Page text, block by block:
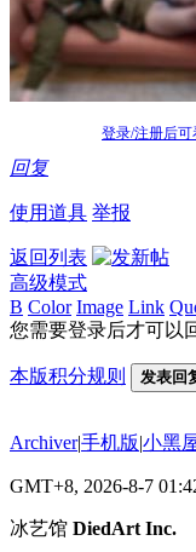
登录/注册后可
回复
使用道具 举报
返回列表
高级模式
B Color Image Link
您需要登录后才可以
本版积分规则 发表回
Archiver|手机版|小黑
GMT+8, 2026-8-7
冰艺馆 DiedArt Inc.